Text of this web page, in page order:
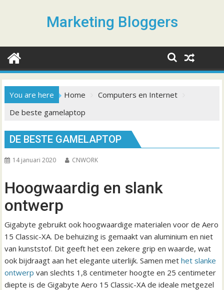
c
Marketing Bloggers
You are here Home
Computers en Internet
De beste gamelaptop
DE BESTE GAMELAPTOP
14 januari 2020 CNWORK
Hoogwaardig en slank
ontwerp
Gigabyte gebruikt ook hoogwaardige materialen voor de Aero
15 Classic-XA. De behuizing is gemaakt van aluminium en niet
van kunststof. Dit geeft het een zekere grip en waarde, wat
ook bijdraagt aan het elegante uiterlijk. Samen methet slanke
ontwerp van slechts 1,8 centimeter hoogte en 25 centimeter
diepte is de Gigabyte Aero 15 Classic-XA de ideale metgezel